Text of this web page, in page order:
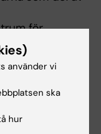
för
använder vi
ska
hur